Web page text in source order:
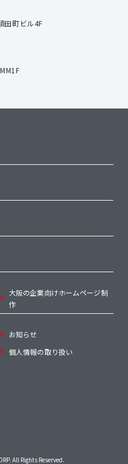
田町ビル4F
大阪の企業向けホームページ制
作
お知らせ
個人情報の取り扱い
. All Rights Reserved.